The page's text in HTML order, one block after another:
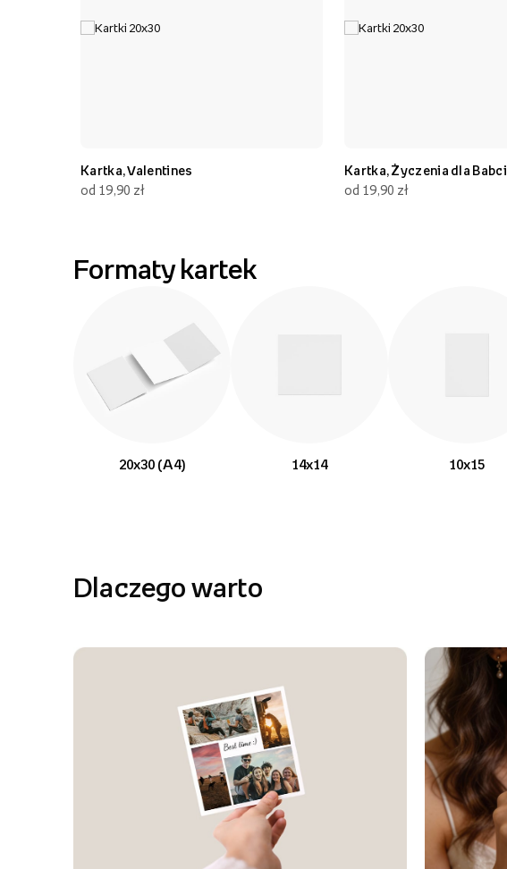
Kartka, Valentines
od 19,90 zł
Kartka, Życzenia dla Babci
od 19,90 zł
Formaty kartek
20x30 (A4) 14x14 10x15
Dlaczego warto